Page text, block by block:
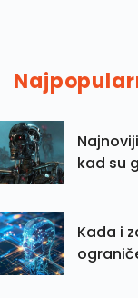
kad su
Kada i